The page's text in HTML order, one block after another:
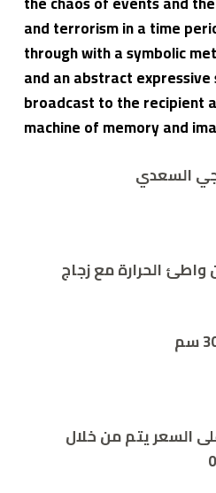
and terrorism in a time
through with a symbolic
and an abstract
broadcast to the recipient
machine of memory and
السعدي
واطئ الحرارة مع زجاج
السعر يتم من خلال